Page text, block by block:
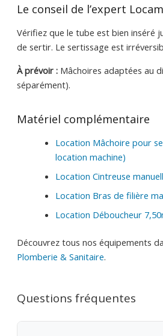
Le conseil de l’expert
Vérifiez que le tube est bien inséré
de sertir. Le sertissage est
À prévoir :Mâchoires adaptées au
séparément).
Matériel complémentaire
Location Mâchoire pour
location machine)
Location Cintreuse
Location Bras de filière
Location Déboucheur
Découvrez tous nos équipements
Plomberie & Sanitaire.
Questions fréquentes